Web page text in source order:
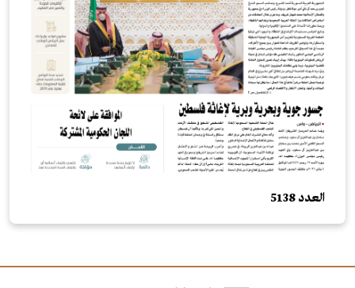
العدد 5138